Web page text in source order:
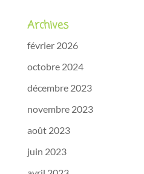
Archives
février 2026
octobre 2024
décembre 2023
novembre 2023
août 2023
juin 2023